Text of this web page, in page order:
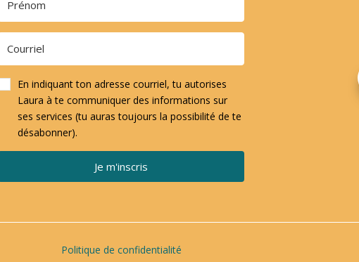
En indiquant ton adresse courriel, tu autorises
Laura à te communiquer des informations sur
ses services (tu auras toujours la possibilité de te
désabonner).
Je m'inscris
Politique de confidentialité